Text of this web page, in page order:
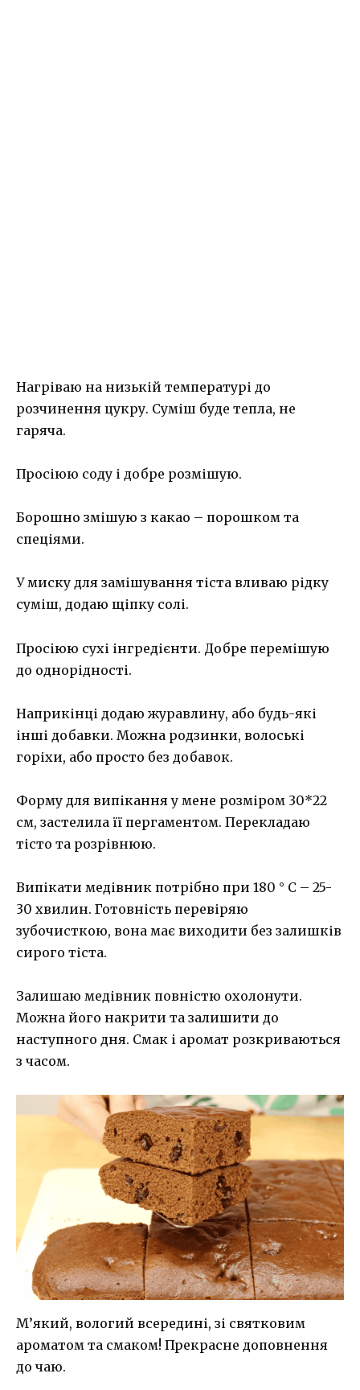
Нагріваю на низькій температурі до
розчинення цукру. Суміш буде тепла, не
гаряча.
Просіюю соду і добре розмішую.
Борошно змішую з какао – порошком та
спеціями.
У миску для замішування тіста вливаю рідку
суміш, додаю щіпку солі.
Просіюю сухі інгредієнти. Добре перемішую
до однорідності.
Наприкінці додаю журавлину, або будь-які
інші добавки. Можна родзинки, волоські
горіхи, або просто без добавок.
Форму для випікання у мене розміром 30*22
см, застелила її пергаментом. Перекладаю
тісто та розрівнюю.
Випікати медівник потрібно при 180 ° С – 25-
30 хвилин. Готовність перевіряю
зубочисткою, вона має виходити без залишків
сирого тіста.
Залишаю медівник повністю охолонути.
Можна його накрити та залишити до
наступного дня. Смак і аромат розкриваються
з часом.
М’який, вологий всередині, зі святковим
ароматом та смаком! Прекрасне доповнення
до чаю.